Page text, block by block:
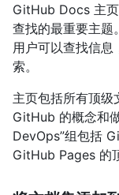
GitHub Docs 主页
查找的最重要主题
用户可以查找信息
索。
主页包括所有顶
GitHub 的概念和
DevOps”组包括
GitHub Pages 的